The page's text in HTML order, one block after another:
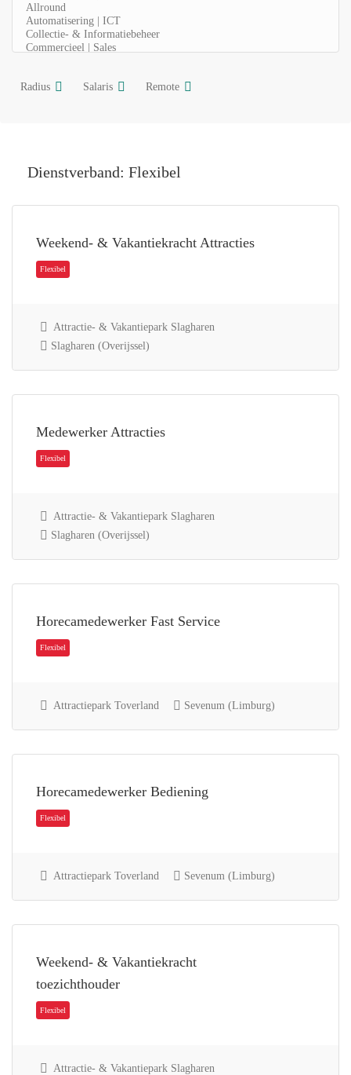
Radius Salaris Remote
Dienstverband: Flexibel
Weekend- & Vakantiekracht Attracties
Attractie- & Vakantiepark Slagharen
Slagharen (Overijssel)
Medewerker Attracties
Flexibel
Attractie- & Vakantiepark Slagharen
Slagharen (Overijssel)
Horecamedewerker Fast Service
Attractiepark Toverland Sevenum (Limburg)
Horecamedewerker Bediening
Flexibel
Attractiepark Toverland Sevenum (Limburg)
Weekend- & Vakantiekracht
toezichthouder
Attractie- & Vakantiepark Slagharen